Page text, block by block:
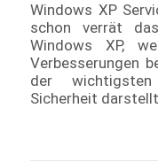
Windows XP
schon verrät
Windows XP,
Verbesserungen
der
Sicherheit